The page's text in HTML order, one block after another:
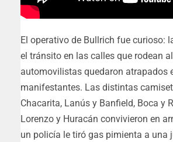
El operativo de Bullrich fue curioso:
el tránsito en las calles que rodean
automovilistas quedaron atrapados
manifestantes. Las distintas
Chacarita, Lanús y Banfield, Boca y
Lorenzo y Huracán convivieron en
un policía le tiró gas pimienta a una